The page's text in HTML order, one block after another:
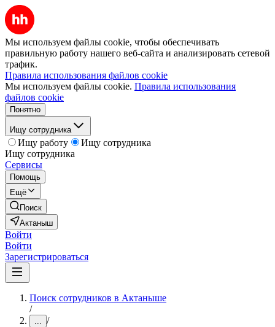
Мы используем файлы cookie, чтобы обеспечивать
правильную работу нашего веб-сайта и анализировать сетевой
трафик.
Правила использования файлов cookie
Мы используем файлы cookie. Правила использования
файлов cookie
Понятно
Ищу сотрудника
Ищу работу
Ищу сотрудника
Ищу сотрудника
Сервисы
Помощь
Ещё
Поиск
Актаныш
Войти
Войти
Зарегистрироваться
Поиск сотрудников в Актаныше
/
... /